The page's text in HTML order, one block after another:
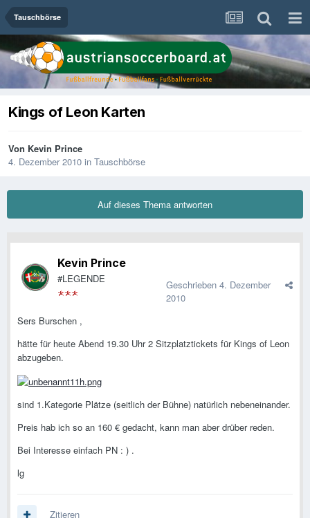
Tauschbörse
Kings of Leon Karten
Von Kevin Prince
4. Dezember 2010 in Tauschbörse
Auf dieses Thema antworten
Kevin Prince
#LEGENDE Geschrieben 4. Dezember
2010
Sers Burschen ,
hätte für heute Abend 19.30 Uhr 2 Sitzplatztickets für Kings of Leon
abzugeben.
sind 1.Kategorie Plätze (seitlich der Bühne) natürlich nebeneinander.
Preis hab ich so an 160 € gedacht, kann man aber drüber reden.
Bei Interesse einfach PN : ) .
lg
Zitieren